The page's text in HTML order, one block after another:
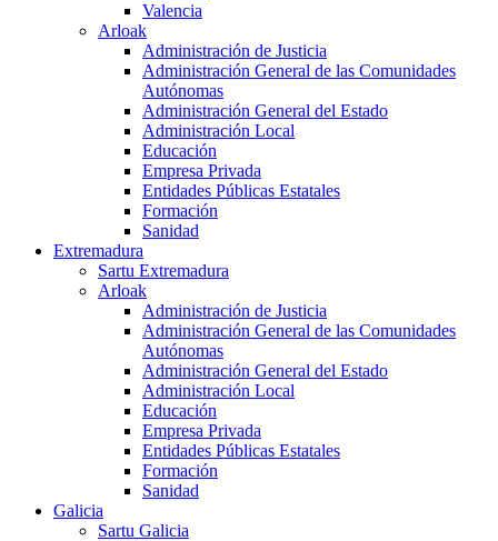
Valencia
Arloak
Administración de Justicia
Administración General de las Comunidades
Autónomas
Administración General del Estado
Administración Local
Educación
Empresa Privada
Entidades Públicas Estatales
Formación
Sanidad
Extremadura
Sartu Extremadura
Arloak
Administración de Justicia
Administración General de las Comunidades
Autónomas
Administración General del Estado
Administración Local
Educación
Empresa Privada
Entidades Públicas Estatales
Formación
Sanidad
Galicia
Sartu Galicia